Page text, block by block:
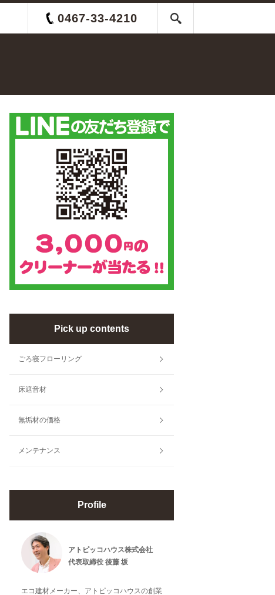
0467-33-4210
Pick up contents
ごろ寝フローリング
床遮音材
無垢材の価格
メンテナンス
Profile
アトピッコハウス株式会社
代表取締役 後藤 坂
エコ建材メーカー、アトピッコハウスの創業